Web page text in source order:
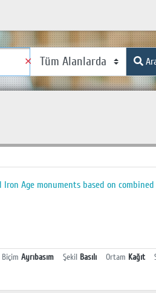
✕
Age monuments based on
Ayrıbasım Şekil Basılı Ortam Kağıt